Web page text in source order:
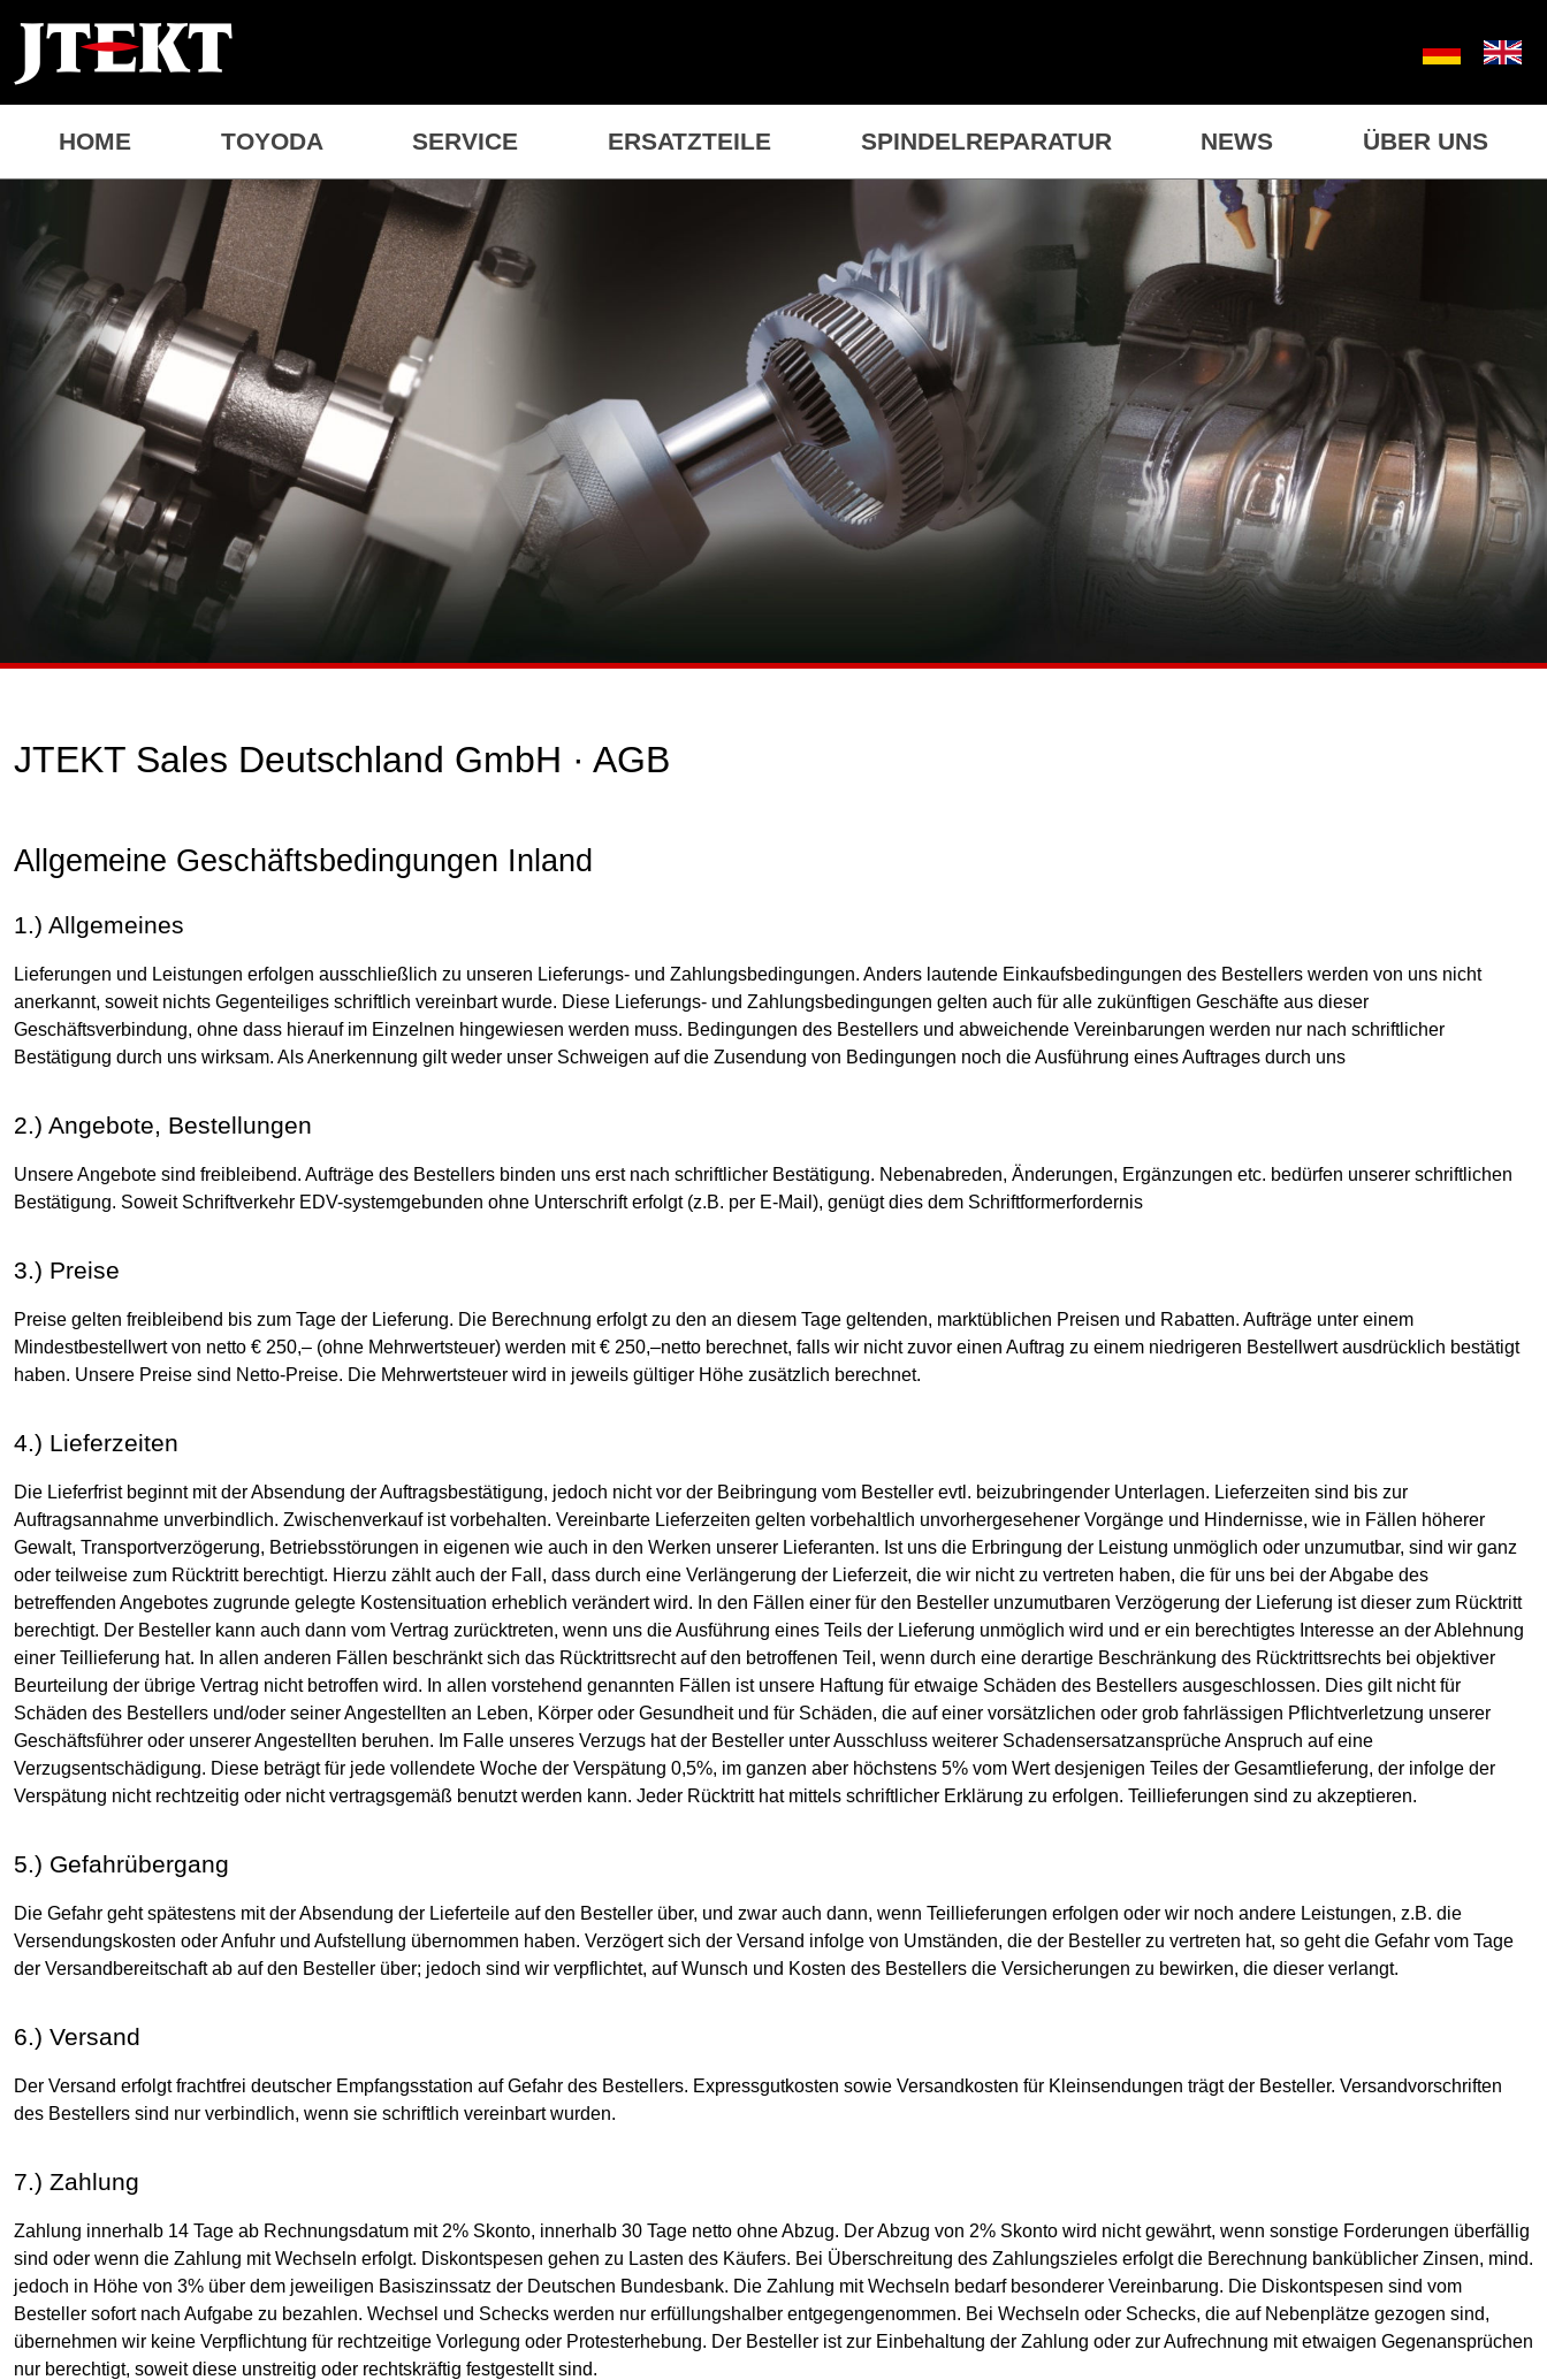
HOME TOYODA SERVICE ERSATZTEILE SPINDELREPARATUR NEWS ÜBER UNS
JTEKT Sales Deutschland GmbH · AGB
Allgemeine Geschäftsbedingungen Inland
1.) Allgemeines
Lieferungen und Leistungen erfolgen ausschließlich zu unseren Lieferungs- und Zahlungsbedingungen. Anders lautende Einkaufsbedingungen des Bestellers werden von uns nicht
anerkannt, soweit nichts Gegenteiliges schriftlich vereinbart wurde. Diese Lieferungs- und Zahlungsbedingungen gelten auch für alle zukünftigen Geschäfte aus dieser
Geschäftsverbindung, ohne dass hierauf im Einzelnen hingewiesen werden muss. Bedingungen des Bestellers und abweichende Vereinbarungen werden nur nach schriftlicher
Bestätigung durch uns wirksam. Als Anerkennung gilt weder unser Schweigen auf die Zusendung von Bedingungen noch die Ausführung eines Auftrages durch uns
2.) Angebote, Bestellungen
Unsere Angebote sind freibleibend. Aufträge des Bestellers binden uns erst nach schriftlicher Bestätigung. Nebenabreden, Änderungen, Ergänzungen etc. bedürfen unserer schriftlichen
Bestätigung. Soweit Schriftverkehr EDV-systemgebunden ohne Unterschrift erfolgt (z.B. per E-Mail), genügt dies dem Schriftformerfordernis
3.) Preise
Preise gelten freibleibend bis zum Tage der Lieferung. Die Berechnung erfolgt zu den an diesem Tage geltenden, marktüblichen Preisen und Rabatten. Aufträge unter einem
Mindestbestellwert von netto € 250,– (ohne Mehrwertsteuer) werden mit € 250,–netto berechnet, falls wir nicht zuvor einen Auftrag zu einem niedrigeren Bestellwert ausdrücklich bestätigt
haben. Unsere Preise sind Netto-Preise. Die Mehrwertsteuer wird in jeweils gültiger Höhe zusätzlich berechnet.
4.) Lieferzeiten
Die Lieferfrist beginnt mit der Absendung der Auftragsbestätigung, jedoch nicht vor der Beibringung vom Besteller evtl. beizubringender Unterlagen. Lieferzeiten sind bis zur
Auftragsannahme unverbindlich. Zwischenverkauf ist vorbehalten. Vereinbarte Lieferzeiten gelten vorbehaltlich unvorhergesehener Vorgänge und Hindernisse, wie in Fällen höherer
Gewalt, Transportverzögerung, Betriebsstörungen in eigenen wie auch in den Werken unserer Lieferanten. Ist uns die Erbringung der Leistung unmöglich oder unzumutbar, sind wir ganz
oder teilweise zum Rücktritt berechtigt. Hierzu zählt auch der Fall, dass durch eine Verlängerung der Lieferzeit, die wir nicht zu vertreten haben, die für uns bei der Abgabe des
betreffenden Angebotes zugrunde gelegte Kostensituation erheblich verändert wird. In den Fällen einer für den Besteller unzumutbaren Verzögerung der Lieferung ist dieser zum Rücktritt
berechtigt. Der Besteller kann auch dann vom Vertrag zurücktreten, wenn uns die Ausführung eines Teils der Lieferung unmöglich wird und er ein berechtigtes Interesse an der Ablehnung
einer Teillieferung hat. In allen anderen Fällen beschränkt sich das Rücktrittsrecht auf den betroffenen Teil, wenn durch eine derartige Beschränkung des Rücktrittsrechts bei objektiver
Beurteilung der übrige Vertrag nicht betroffen wird. In allen vorstehend genannten Fällen ist unsere Haftung für etwaige Schäden des Bestellers ausgeschlossen. Dies gilt nicht für
Schäden des Bestellers und/oder seiner Angestellten an Leben, Körper oder Gesundheit und für Schäden, die auf einer vorsätzlichen oder grob fahrlässigen Pflichtverletzung unserer
Geschäftsführer oder unserer Angestellten beruhen. Im Falle unseres Verzugs hat der Besteller unter Ausschluss weiterer Schadensersatzansprüche Anspruch auf eine
Verzugsentschädigung. Diese beträgt für jede vollendete Woche der Verspätung 0,5%, im ganzen aber höchstens 5% vom Wert desjenigen Teiles der Gesamtlieferung, der infolge der
Verspätung nicht rechtzeitig oder nicht vertragsgemäß benutzt werden kann. Jeder Rücktritt hat mittels schriftlicher Erklärung zu erfolgen. Teillieferungen sind zu akzeptieren.
5.) Gefahrübergang
Die Gefahr geht spätestens mit der Absendung der Lieferteile auf den Besteller über, und zwar auch dann, wenn Teillieferungen erfolgen oder wir noch andere Leistungen, z.B. die
Versendungskosten oder Anfuhr und Aufstellung übernommen haben. Verzögert sich der Versand infolge von Umständen, die der Besteller zu vertreten hat, so geht die Gefahr vom Tage
der Versandbereitschaft ab auf den Besteller über; jedoch sind wir verpflichtet, auf Wunsch und Kosten des Bestellers die Versicherungen zu bewirken, die dieser verlangt.
6.) Versand
Der Versand erfolgt frachtfrei deutscher Empfangsstation auf Gefahr des Bestellers. Expressgutkosten sowie Versandkosten für Kleinsendungen trägt der Besteller. Versandvorschriften
des Bestellers sind nur verbindlich, wenn sie schriftlich vereinbart wurden.
7.) Zahlung
Zahlung innerhalb 14 Tage ab Rechnungsdatum mit 2% Skonto, innerhalb 30 Tage netto ohne Abzug. Der Abzug von 2% Skonto wird nicht gewährt, wenn sonstige Forderungen überfällig
sind oder wenn die Zahlung mit Wechseln erfolgt. Diskontspesen gehen zu Lasten des Käufers. Bei Überschreitung des Zahlungszieles erfolgt die Berechnung banküblicher Zinsen, mind.
jedoch in Höhe von 3% über dem jeweiligen Basiszinssatz der Deutschen Bundesbank. Die Zahlung mit Wechseln bedarf besonderer Vereinbarung. Die Diskontspesen sind vom
Besteller sofort nach Aufgabe zu bezahlen. Wechsel und Schecks werden nur erfüllungshalber entgegengenommen. Bei Wechseln oder Schecks, die auf Nebenplätze gezogen sind,
übernehmen wir keine Verpflichtung für rechtzeitige Vorlegung oder Protesterhebung. Der Besteller ist zur Einbehaltung der Zahlung oder zur Aufrechnung mit etwaigen Gegenansprüchen
nur berechtigt, soweit diese unstreitig oder rechtskräftig festgestellt sind.